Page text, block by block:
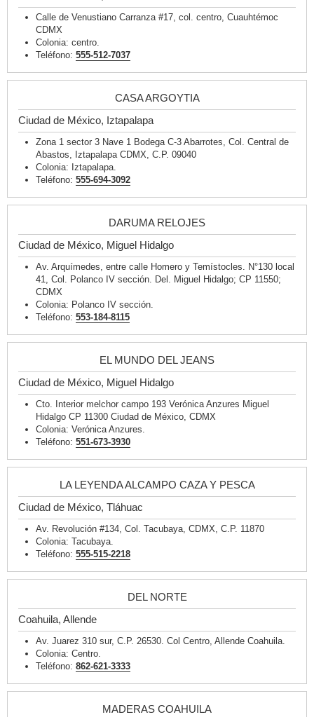
Calle de Venustiano Carranza #17, col. centro, Cuauhtémoc
CDMX
Colonia: centro.
Teléfono: 555-512-7037
CASA ARGOYTIA
Ciudad de México, Iztapalapa
Zona 1 sector 3 Nave 1 Bodega C-3 Abarrotes, Col. Central de
Abastos, Iztapalapa CDMX, C.P. 09040
Colonia: Iztapalapa.
Teléfono: 555-694-3092
DARUMA RELOJES
Ciudad de México, Miguel Hidalgo
Av. Arquímedes, entre calle Homero y Temístocles. N°130 local
41, Col. Polanco IV sección. Del. Miguel Hidalgo; CP 11550;
CDMX
Colonia: Polanco IV sección.
Teléfono: 553-184-8115
EL MUNDO DEL JEANS
Ciudad de México, Miguel Hidalgo
Cto. Interior melchor campo 193 Verónica Anzures Miguel
Hidalgo CP 11300 Ciudad de México, CDMX
Colonia: Verónica Anzures.
Teléfono: 551-673-3930
LA LEYENDA ALCAMPO CAZA Y PESCA
Ciudad de México, Tláhuac
Av. Revolución #134, Col. Tacubaya, CDMX, C.P. 11870
Colonia: Tacubaya.
Teléfono: 555-515-2218
DEL NORTE
Coahuila, Allende
Av. Juarez 310 sur, C.P. 26530. Col Centro, Allende Coahuila.
Colonia: Centro.
Teléfono: 862-621-3333
MADERAS COAHUILA